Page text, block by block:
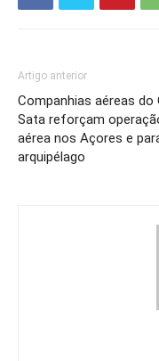
Artigo anterior
Companhias aéreas do
Sata reforçam
aérea nos Açores e
arquipélago